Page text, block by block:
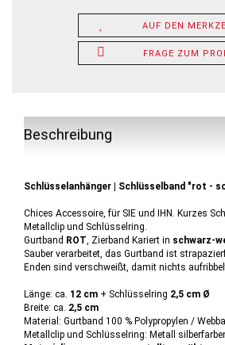
AUF DEN
FRAGE ZUM
Beschreibung
Schlüsselanhänger | Schlüsselband "rot -
Chices Accessoire, für SIE und IHN. Kurzes
Metallclip und Schlüsselring.
Gurtband ROT, Zierband Kariert in schwarz-
Sauber verarbeitet, das Gurtband ist
Enden sind verschweißt, damit nichts
Länge: ca. 12 cm + Schlüsselring 2,5 cm Ø
Breite: ca. 2,5 cm
Material: Gurtband 100 % Polypropylen /
Metallclip und Schlüsselring: Metall